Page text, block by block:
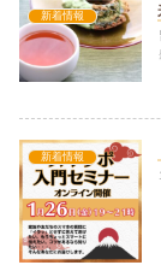
新着情報
新着情報